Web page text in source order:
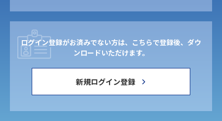
ログイン登録がお済みでない方は、こちらで登録後、ダウ
ンロードいただけます。
新規ログイン登録